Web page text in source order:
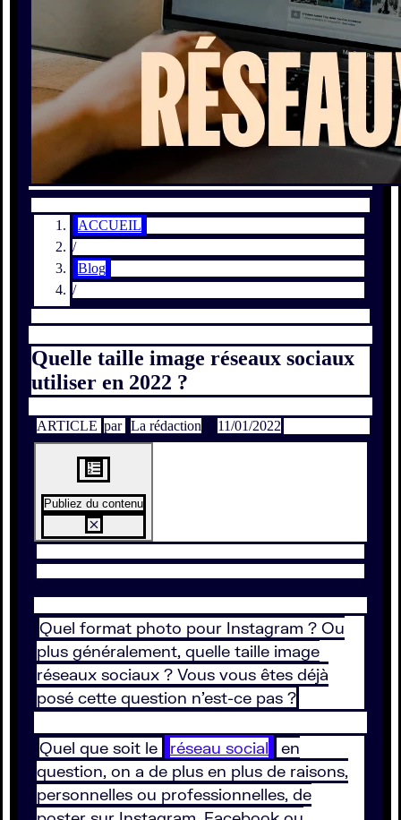
ACCUEIL
/
Blog
/
Quelle taille image réseaux sociaux
utiliser en 2022 ?
ARTICLE par La rédaction 11/01/2022
Publiez du contenu
Quel format photo pour Instagram ? Ou
plus généralement, quelle taille image
réseaux sociaux ? Vous vous êtes déjà
posé cette question n’est-ce pas ?
Quel que soit le réseau social
en
question, on a de plus en plus de raisons,
personnelles ou professionnelles, de